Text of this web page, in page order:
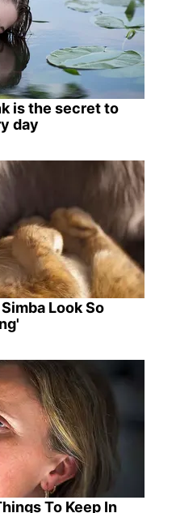
is the secret to
day
Look So
To Keep In